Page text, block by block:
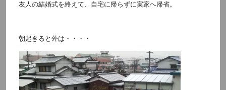
友人の結婚式を終えて、自宅に帰らずに実家へ帰省。
朝起きると外は・・・・